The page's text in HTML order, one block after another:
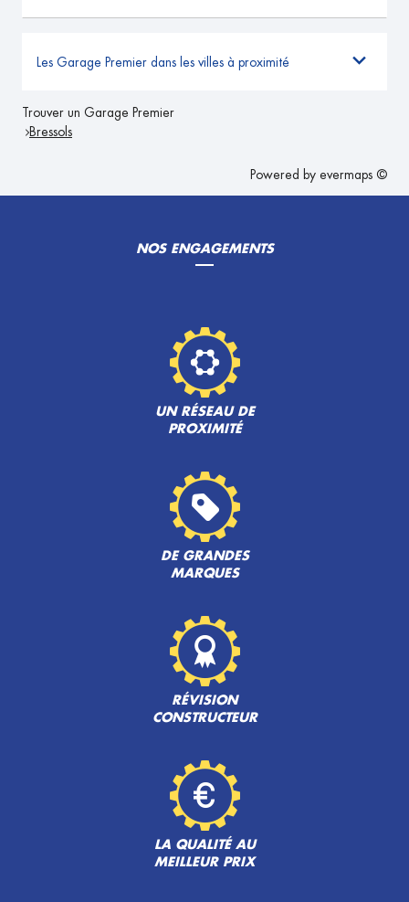
Les Garage Premier dans les villes à proximité
Trouver un Garage Premier
Bressols
Powered by evermaps ©
NOS ENGAGEMENTS
UN RÉSEAU DE
PROXIMITÉ
DE GRANDES
MARQUES
RÉVISION
CONSTRUCTEUR
LA QUALITÉ AU
MEILLEUR PRIX